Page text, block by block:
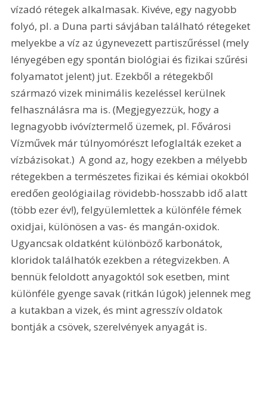
vízadó rétegek alkalmasak. Kivéve, egy nagyobb
folyó, pl. a Duna parti sávjában található rétegeket
melyekbe a víz az úgynevezett partiszűréssel (mely
lényegében egy spontán biológiai és fizikai szűrési
folyamatot jelent) jut. Ezekből a rétegekből
származó vizek minimális kezeléssel kerülnek
felhasználásra ma is. (Megjegyezzük, hogy a
legnagyobb ivóvíztermelő üzemek, pl. Fővárosi
Vízművek már túlnyomórészt lefoglalták ezeket a
vízbázisokat.)  A gond az, hogy ezekben a mélyebb
rétegekben a természetes fizikai és kémiai okokból
eredően geológiailag rövidebb-hosszabb idő alatt
(több ezer év!), felgyülemlettek a különféle fémek
oxidjai, különösen a vas- és mangán-oxidok.
Ugyancsak oldatként különböző karbonátok,
kloridok találhatók ezekben a rétegvizekben. A
bennük feloldott anyagoktól sok esetben, mint
különféle gyenge savak (ritkán lúgok) jelennek meg
a kutakban a vizek, és mint agresszív oldatok
bontják a csövek, szerelvények anyagát is.